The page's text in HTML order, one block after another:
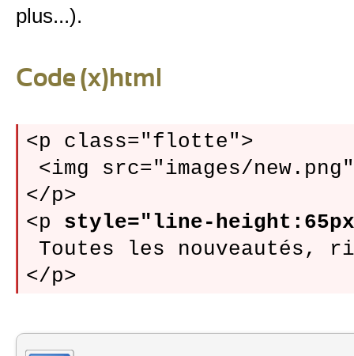
plus...).
Code (x)html
<p class="flotte">
<img src="images/
</p>
<p style="line-
Toutes les nouveautés,